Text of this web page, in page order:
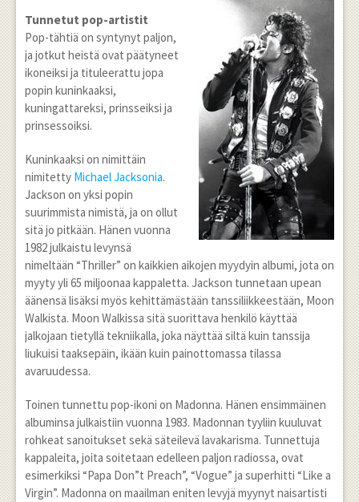
Tunnetut pop-artistit
Pop-tähtiä on syntynyt paljon,
ja jotkut heistä ovat päätyneet
ikoneiksi ja tituleerattu jopa
popin kuninkaaksi,
kuningattareksi, prinsseiksi ja
prinsessoiksi.
Kuninkaaksi on nimittäin
nimitetty Michael Jacksonia.
Jackson on yksi popin
suurimmista nimistä, ja on ollut
sitä jo pitkään. Hänen vuonna
1982 julkaistu levynsä
nimeltään “Thriller” on kaikkien aikojen myydyin albumi, jota on
myyty yli 65 miljoonaa kappaletta. Jackson tunnetaan upean
äänensä lisäksi myös kehittämästään tanssiliikkeestään, Moon
Walkista. Moon Walkissa sitä suorittava henkilö käyttää
jalkojaan tietyllä tekniikalla, joka näyttää siltä kuin tanssija
liukuisi taaksepäin, ikään kuin painottomassa tilassa
avaruudessa.
Toinen tunnettu pop-ikoni on Madonna. Hänen ensimmäinen
albuminsa julkaistiin vuonna 1983. Madonnan tyyliin kuuluvat
rohkeat sanoitukset sekä säteilevä lavakarisma. Tunnettuja
kappaleita, joita soitetaan edelleen paljon radiossa, ovat
esimerkiksi “Papa Don”t Preach”, “Vogue” ja superhitti “Like a
Virgin”. Madonna on maailman eniten levyjä myynyt naisartisti